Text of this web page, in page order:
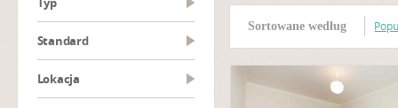
Standard
Lokacja
Sortowane według